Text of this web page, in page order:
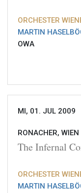
ORCHESTER
MARTIN
OWA
MI, 01. JUL 2009
RONACHER, WIEN
The Infernal
ORCHESTER
MARTIN